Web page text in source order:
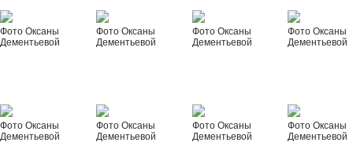
Фото Оксаны
Дементьевой
Фото Оксаны
Дементьевой
Фото Оксаны
Дементьевой
Фото Оксаны
Дементьевой
Фото Оксаны
Дементьевой
Фото Оксаны
Дементьевой
Фото Оксаны
Дементьевой
Фото Оксаны
Дементьевой